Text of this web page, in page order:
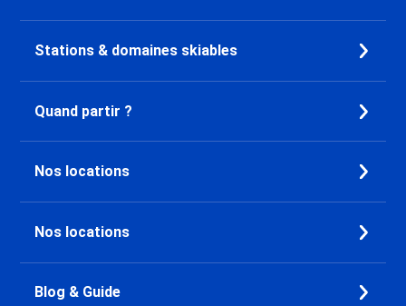
Stations & domaines skiables
Quand partir ?
Nos locations
Nos locations
Blog & Guide